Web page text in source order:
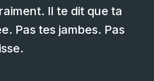
Il te dit que ta
Pas tes jambes. Pas